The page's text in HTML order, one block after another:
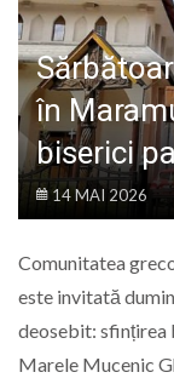
LIFE
în
biserici
14 MAI 2026
Comunitatea
este invitată
deosebit: sfințirea
Marele Mucenic